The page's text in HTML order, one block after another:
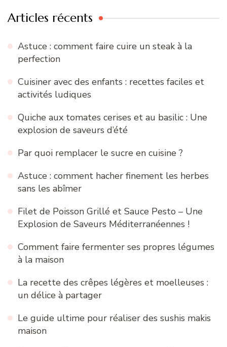
Articles récents
Astuce : comment faire cuire un steak à la
perfection
Cuisiner avec des enfants : recettes faciles et
activités ludiques
Quiche aux tomates cerises et au basilic : Une
explosion de saveurs d’été
Par quoi remplacer le sucre en cuisine ?
Astuce : comment hacher finement les herbes
sans les abîmer
Filet de Poisson Grillé et Sauce Pesto – Une
Explosion de Saveurs Méditerranéennes !
Comment faire fermenter ses propres légumes
à la maison
La recette des crêpes légères et moelleuses :
un délice à partager
Le guide ultime pour réaliser des sushis makis
maison